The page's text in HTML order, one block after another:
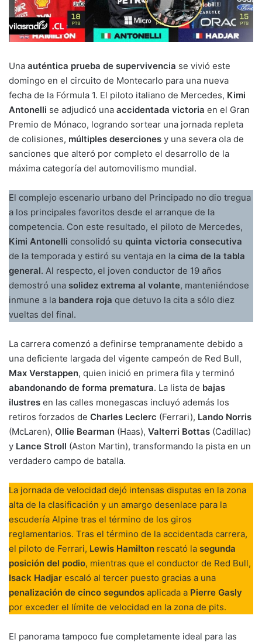
Una auténtica prueba de supervivencia se vivió este
domingo en el circuito de Montecarlo para una nueva
fecha de la Fórmula 1. El piloto italiano de Mercedes, Kimi
Antonelli se adjudicó una accidentada victoria en el Gran
Premio de Mónaco, logrando sortear una jornada repleta
de colisiones, múltiples deserciones y una severa ola de
sanciones que alteró por completo el desarrollo de la
máxima categoría del automovilismo mundial.
El complejo escenario urbano del Principado no dio tregua
a los principales favoritos desde el arranque de la
competencia. Con este resultado, el piloto de Mercedes,
Kimi Antonelli consolidó su quinta victoria consecutiva
de la temporada y estiró su ventaja en la cima de la tabla
general. Al respecto, el joven conductor de 19 años
demostró una solidez extrema al volante, manteniéndose
inmune a la bandera roja que detuvo la cita a sólo diez
vueltas del final.
La carrera comenzó a definirse tempranamente debido a
una deficiente largada del vigente campeón de Red Bull,
Max Verstappen, quien inició en primera fila y terminó
abandonando de forma prematura. La lista de bajas
ilustres en las calles monegascas incluyó además los
retiros forzados de Charles Leclerc (Ferrari), Lando Norris
(McLaren), Ollie Bearman (Haas), Valterri Bottas (Cadillac)
y Lance Stroll (Aston Martin), transformando la pista en un
verdadero campo de batalla.
La jornada de velocidad dejó intensas disputas en la zona
alta de la clasificación y un amargo desenlace para la
escudería Alpine tras el término de los giros
reglamentarios. Tras el término de la accidentada carrera,
el piloto de Ferrari, Lewis Hamilton rescató la segunda
posición del podio, mientras que el conductor de Red Bull,
Isack Hadjar escaló al tercer puesto gracias a una
penalización de cinco segundos aplicada a Pierre Gasly
por exceder el límite de velocidad en la zona de pits.
El panorama tampoco fue completamente ideal para las